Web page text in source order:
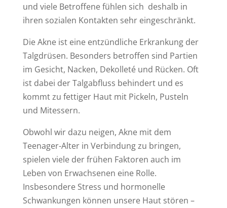
und viele Betroffene fühlen sich deshalb in
ihren sozialen Kontakten sehr eingeschränkt.
Die Akne ist eine entzündliche Erkrankung der
Talgdrüsen. Besonders betroffen sind Partien
im Gesicht, Nacken, Dekolleté und Rücken. Oft
ist dabei der Talgabfluss behindert und es
kommt zu fettiger Haut mit Pickeln, Pusteln
und Mitessern.
Obwohl wir dazu neigen, Akne mit dem
Teenager-Alter in Verbindung zu bringen,
spielen viele der frühen Faktoren auch im
Leben von Erwachsenen eine Rolle.
Insbesondere Stress und hormonelle
Schwankungen können unsere Haut stören –